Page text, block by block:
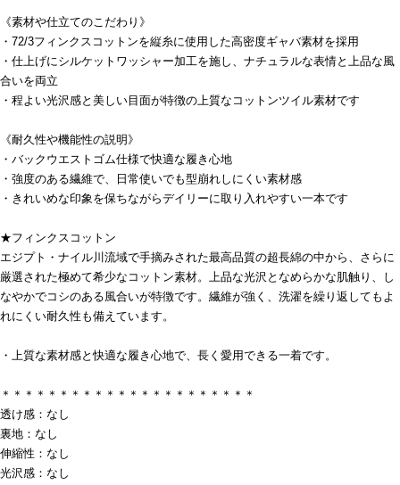
《素材や仕立てのこだわり》
・72/3フィンクスコットンを縦糸に使用した高密度ギャバ素材を採用
・仕上げにシルケットワッシャー加工を施し、ナチュラルな表情と上品な風
合いを両立
・程よい光沢感と美しい目面が特徴の上質なコットンツイル素材です
《耐久性や機能性の説明》
・バックウエストゴム仕様で快適な履き心地
・強度のある繊維で、日常使いでも型崩れしにくい素材感
・きれいめな印象を保ちながらデイリーに取り入れやすい一本です
★フィンクスコットン
エジプト・ナイル川流域で手摘みされた最高品質の超長綿の中から、さらに
厳選された極めて希少なコットン素材。上品な光沢となめらかな肌触り、し
なやかでコシのある風合いが特徴です。繊維が強く、洗濯を繰り返してもよ
れにくい耐久性も備えています。
・上質な素材感と快適な履き心地で、長く愛用できる一着です。
＊＊＊＊＊＊＊＊＊＊＊＊＊＊＊＊＊＊＊＊＊＊
透け感：なし
裏地：なし
伸縮性：なし
光沢感：なし